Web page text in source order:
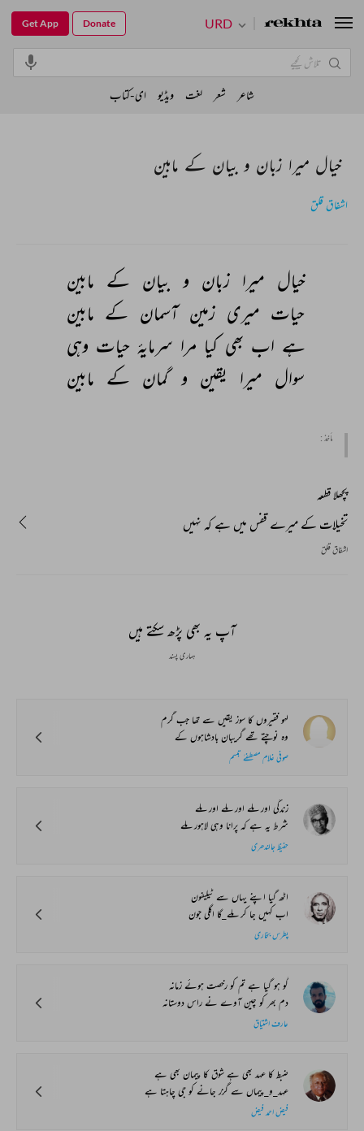
خیال میرا زبان و بیان کے مابین
اشفاق قلق
خیال میرا زبان و بیان کے مابین
حیات میری زمین آسمان کے مابین
ہے اب بھی کیا مرا سرمایۂ حیات وہی
سوال میرا یقین و گمان کے مابین
مأخذ :
پچھلا قطعہ
تخیلات کے میرے قفس میں ہے کہ نہیں
اشفاق قلق
آپ یہ بھی پڑھ سکتے ہیں
ہماری پسند
لہو فقیروں کا سوز یقیں سے تھا جب گرم
وہ نوچتے تھے گریبان بادشاہوں کے
صوفی غلام مصطفےٰ تبسم
زندگی اور ملے اور ملے اور ملے
شرط یہ ہے کہ پرانا وہی لاہور ملے
حفیظ جالندھری
اٹھ گیا اپنے یہاں سے ٹیلیفون
اب کہیں جا کر ملے_گا اگلی جون
پطرس بخاری
گو ہو گیا ہے تم کو رخصت ہوئے زمانہ
دم بھر کو چین آوے نے راس دوستانہ
عارف اشتیاق
ضبط کا عہد بھی ہے شوق کا پیمان بھی ہے
عہد_و_پیماں سے گزر جانے کو جی چاہتا ہے
فیض احمد فیض
URD
Get App Donate
شاعر شعر لغت ویڈیو ای-کتاب